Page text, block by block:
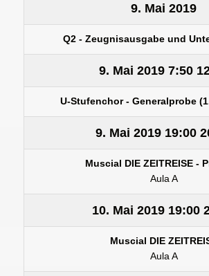
9. Mai 2019
Q2 - Zeugnisausgabe und
9. Mai 2019 7:50
U-Stufenchor - Generalprobe
9. Mai 2019 19:00
Muscial DIE ZEITREISE -
Aula A
10. Mai 2019 19:00
Muscial DIE
Aula A